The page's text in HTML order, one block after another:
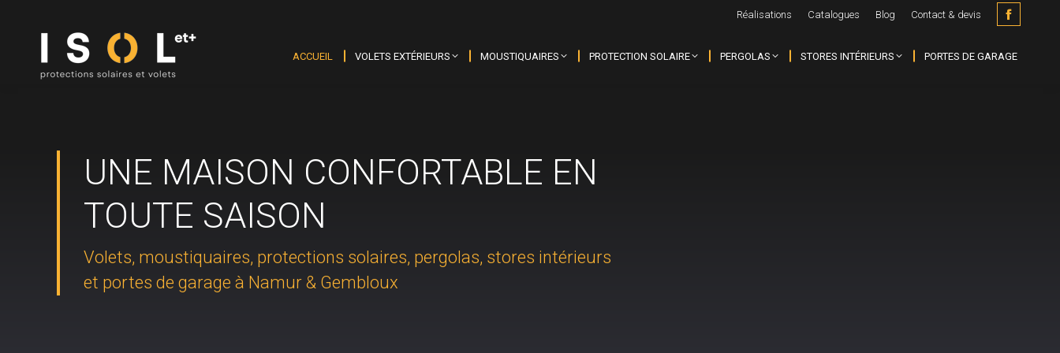
Réalisations Catalogues Blog Contact & devis
ACCUEIL VOLETS EXTÉRIEURS MOUSTIQUAIRES PROTECTION SOLAIRE PERGOLAS STORES INTÉRIEURS PORTES DE GARAGE
UNE MAISON CONFORTABLE EN
TOUTE SAISON
Volets, moustiquaires, protections solaires, pergolas, stores intérieurs
et portes de garage à Namur & Gembloux